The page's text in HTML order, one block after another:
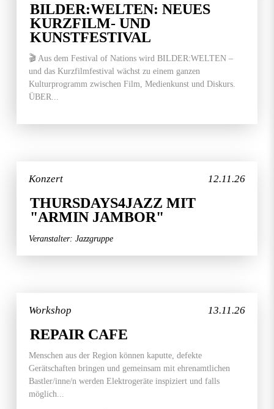
BILDER:WELTEN: NEUES
KURZFILM- UND
KUNSTFESTIVAL
🎬 Aus dem Festival of Nations wird BILDER:WELTEN –
und das Kurzfilmfestival wächst zu einem ganzen
Kulturprogramm zwischen Film, Medienkunst und Diskurs.
ÜBER...
12.11.26
Konzert
THURSDAYS4JAZZ MIT
"ARMIN JAMBOR"
Veranstalter: Jazzgruppe
13.11.26
Workshop
REPAIR CAFE
Menschen aus der Region können kaputte, defekte
Gerätschaften bringen und gemeinsam mit ehrenamtlichen
Bastler/inne/n werden Elektrogeräte inspiziert und falls
möglich...